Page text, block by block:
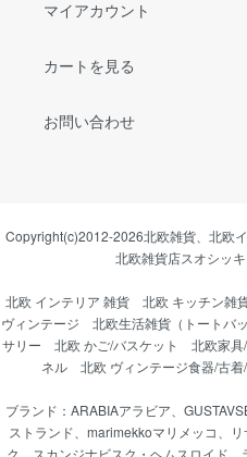
マイアカウント
カートを見る
お問い合わせ
Copyright(c)2012-2026北欧雑貨、北欧
北欧雑貨店スオシッキ.
北欧 インテリア 雑貨 北欧 キッチン雑
ヴィンテージ
北欧生活雑貨（トートバ
サリー
北欧 かご/バスケット 北欧家
ネル
北欧 ヴィンテージ食器/古着
ブランド： ARABIAアラビア
ストランド
marimekkoマリメッコ